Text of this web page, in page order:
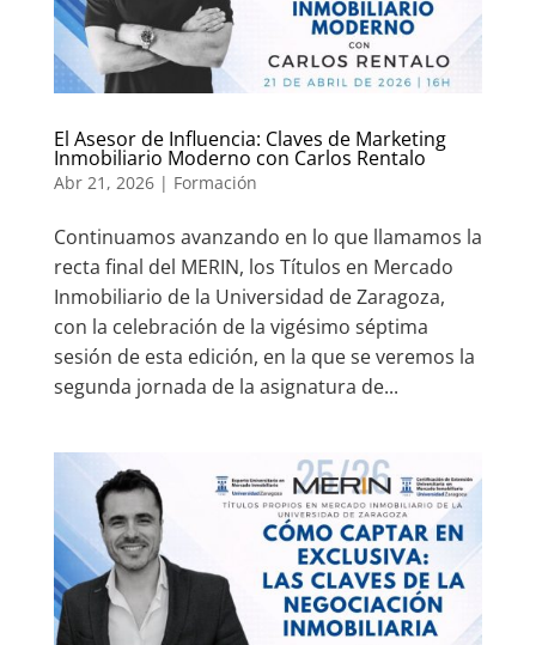
El Asesor de Influencia: Claves de Marketing
Inmobiliario Moderno con Carlos Rentalo
Abr 21, 2026| Formación
Continuamos avanzando en lo que llamamos la
recta final del MERIN, los Títulos en Mercado
Inmobiliario de la Universidad de Zaragoza,
con la celebración de la vigésimo séptima
sesión de esta edición, en la que se veremos la
segunda jornada de la asignatura de...